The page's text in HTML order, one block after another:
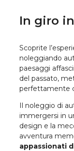
In giro
Scoprite
noleggiando
paesaggi
del passato,
perfettamente
Il noleggio di
immergersi in
design e la
avventura
appassionati